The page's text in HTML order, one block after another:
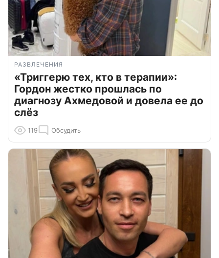
РАЗВЛЕЧЕНИЯ
«Триггерю тех, кто в терапии»:
Гордон жестко прошлась по
диагнозу Ахмедовой и довела ее до
слёз
119 Обсудить